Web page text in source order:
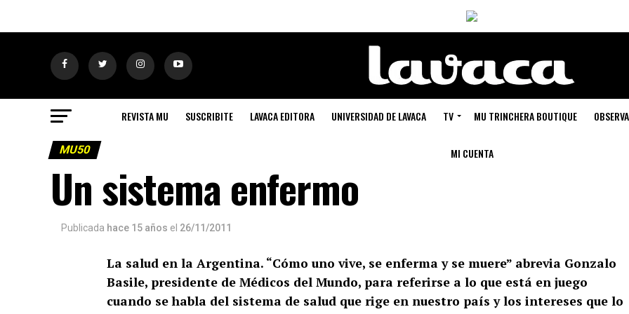
REVISTA MU SUSCRIBITE LAVACA EDITORA UNIVERSIDAD DE LAVACA TV MU TRINCHERA BOUTIQUE
MI CUENTA
MU50
Un sistema enfermo
Publicada hace 15 años el 26/11/2011
La salud en la Argentina. “Cómo uno vive, se enferma y se muere” abrevia Gonzalo
Basile, presidente de Médicos del Mundo, para referirse a lo que está en juego
cuando se habla del sistema de salud que rige en nuestro país y los intereses que lo